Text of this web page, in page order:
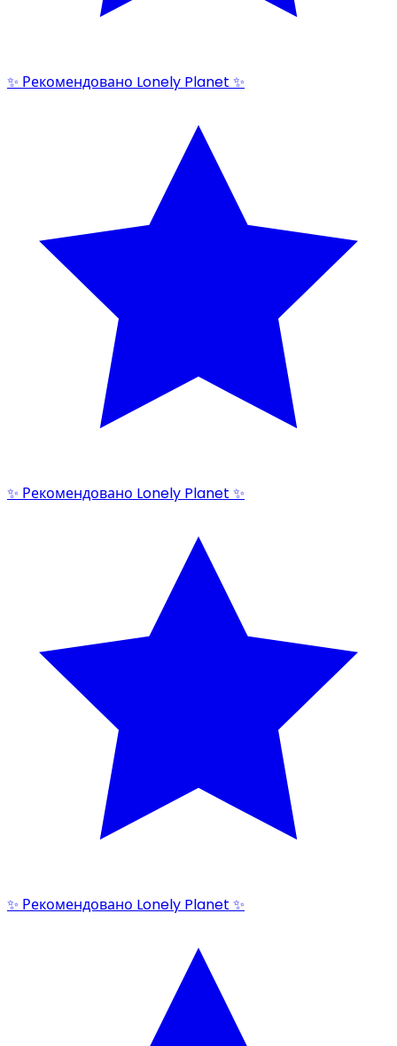
✨ Рекомендовано Lonely Planet ✨
✨ Рекомендовано Lonely Planet ✨
✨ Рекомендовано Lonely Planet ✨